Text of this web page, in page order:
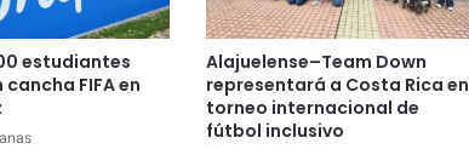
estudiantes
FIFA en
Alajuelense–Team Down
representará a Costa Rica en
torneo internacional de
fútbol inclusivo